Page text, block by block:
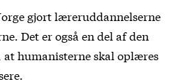
gjort læreruddannelserne
Det er også en del af den
humanisterne skal oplæres